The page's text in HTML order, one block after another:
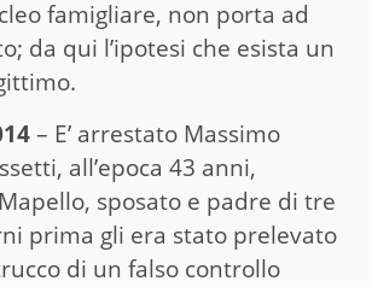
famigliare, non porta ad
da qui l’ipotesi che esista un
– E’ arrestato Massimo
all’epoca 43 anni,
sposato e padre di tre
prima gli era stato prelevato
di un falso controllo